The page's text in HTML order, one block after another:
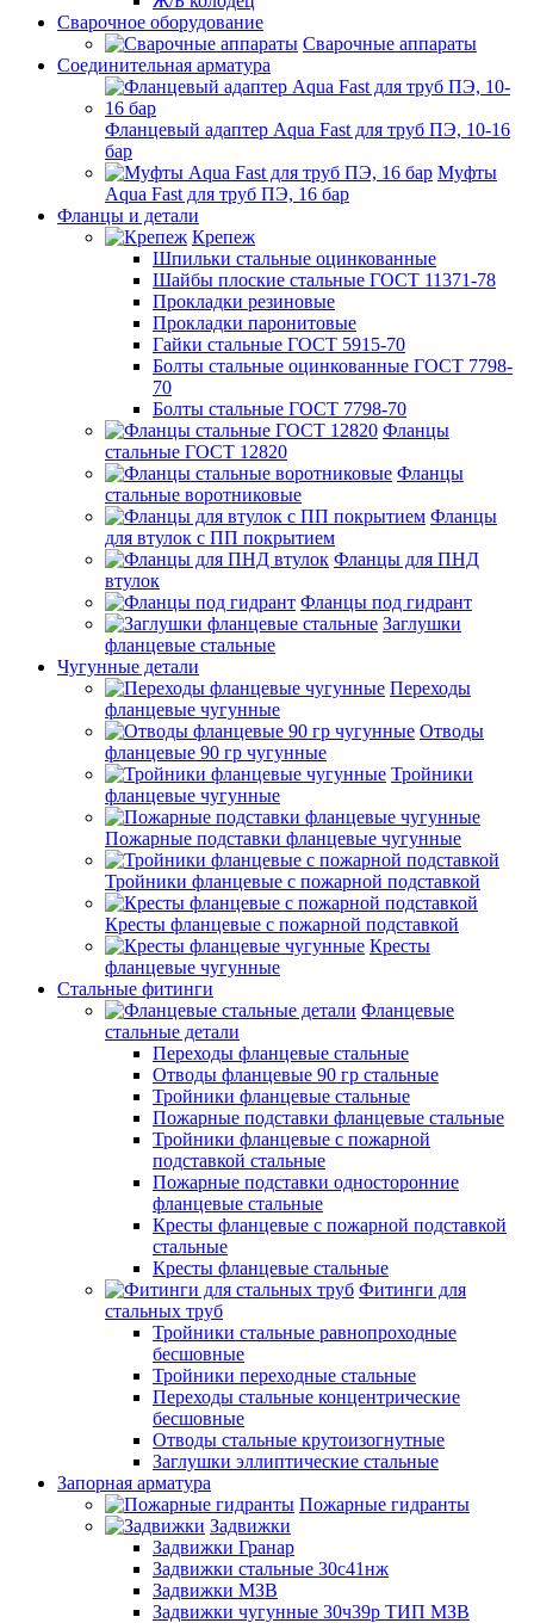
Сварочное оборудование
Сварочные аппараты
Соединительная арматура
Фланцевый адаптер Aqua Fast для труб ПЭ, 10-16
бар
Муфты
Aqua Fast для труб ПЭ, 16 бар
Фланцы и детали
Крепеж
Шпильки стальные оцинкованные
Шайбы плоские стальные ГОСТ 11371-78
Прокладки резиновые
Прокладки паронитовые
Гайки стальные ГОСТ 5915-70
Болты стальные оцинкованные ГОСТ 7798-
70
Болты стальные ГОСТ 7798-70
Фланцы
стальные ГОСТ 12820
Фланцы
стальные воротниковые
Фланцы
для втулок с ПП покрытием
Фланцы для ПНД
втулок
Фланцы под гидрант
Заглушки
фланцевые стальные
Чугунные детали
Переходы
фланцевые чугунные
Отводы
фланцевые 90 гр чугунные
Тройники
фланцевые чугунные
Пожарные подставки фланцевые чугунные
Тройники фланцевые с пожарной подставкой
Кресты фланцевые с пожарной подставкой
Кресты
фланцевые чугунные
Стальные фитинги
Фланцевые
стальные детали
Переходы фланцевые стальные
Отводы фланцевые 90 гр стальные
Тройники фланцевые стальные
Пожарные подставки фланцевые стальные
Тройники фланцевые с пожарной
подставкой стальные
Пожарные подставки односторонние
фланцевые стальные
Кресты фланцевые с пожарной подставкой
стальные
Кресты фланцевые стальные
Фитинги для
стальных труб
Тройники стальные равнопроходные
бесшовные
Тройники переходные стальные
Переходы стальные концентрические
бесшовные
Отводы стальные крутоизогнутные
Заглушки эллиптические стальные
Запорная арматура
Пожарные гидранты
Задвижки
Задвижки Гранар
Задвижки стальные 30с41нж
Задвижки МЗВ
Задвижки чугунные 30ч39р ТИП МЗВ